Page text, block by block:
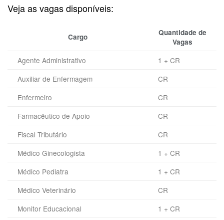
Veja as vagas disponíveis:
Cargo
Quantidade de
Vagas
Agente Administrativo
1 + CR
Auxiliar de Enfermagem
CR
Enfermeiro
CR
Farmacêutico de Apoio
CR
Fiscal Tributário
CR
Médico Ginecologista
1 + CR
Médico Pediatra
1 + CR
Médico Veterinário
CR
Monitor Educacional
1 + CR